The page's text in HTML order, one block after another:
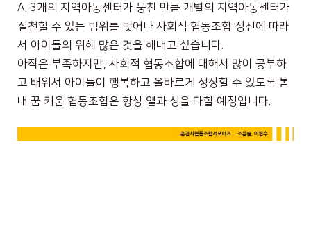
A. 3개의 지역아동센터가 뭉친 만큼 개별의 지역아동센터가
실천할 수 있는 범위를 벗어나 사회적 협동조합 정신에 따라
서 아이들의 위해 많은 것을 해내고 싶습니다.
아직은 부족하지만, 사회적 협동조합에 대해서 많이 공부하
고 배워서 아이들이 행복하고 올바르게 성장할 수 있도록 봄
내 꿈 키움 협동조합은 항상 열과 성을 다할 예정입니다.